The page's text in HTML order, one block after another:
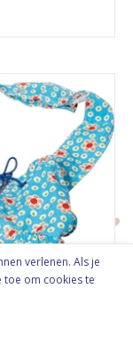
verlenen. Als je
toe om cookies te